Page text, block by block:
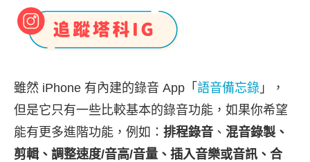
雖然 iPhone 有內建的錄音 App「 語音備忘錄 」，
但是它只有一些比較基本的錄音功能，如果你希望
能有更多進階功能，例如： 排程錄音 、 混音錄製、
剪輯、調整速度/音高/音量、插入音樂或音訊、合